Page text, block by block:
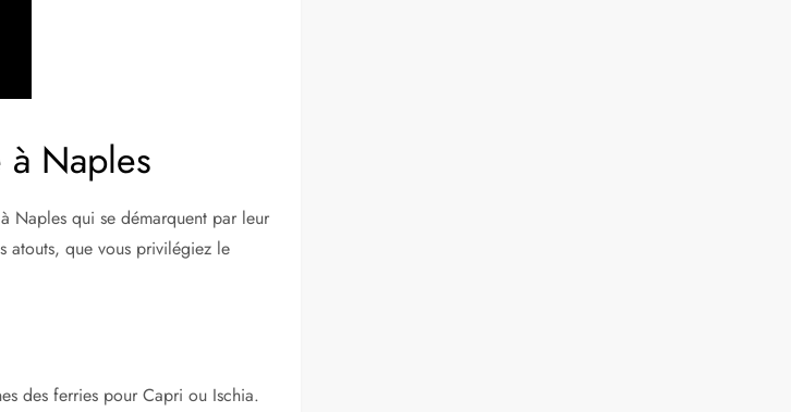
Naples
Naples qui se démarquent par leur
atouts, que vous privilégiez le
des ferries pour Capri ou Ischia.